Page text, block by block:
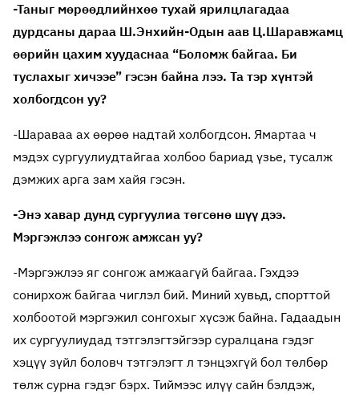
-Таныг мөрөөдлийнхөө тухай ярилцлагадаа
дурдсаны дараа Ш.Энхийн-Одын аав Ц.Шаравжамц
өөрийн цахим хуудаснаа “Боломж байгаа. Би
туслахыг хичээе” гэсэн байна лээ. Та тэр хүнтэй
холбогдсон уу?
-Шараваа ах өөрөө надтай холбогдсон. Ямартаа ч
мэдэх сургуулиудтайгаа холбоо бариад үзье, тусалж
дэмжих арга зам хайя гэсэн.
-Энэ хавар дунд сургуулиа төгсөнө шүү дээ.
Мэргэжлээ сонгож амжсан уу?
-Мэргэжлээ яг сонгож амжаагүй байгаа. Гэхдээ
сонирхож байгаа чиглэл бий. Миний хувьд, спорттой
холбоотой мэргэжил сонгохыг хүсэж байна. Гадаадын
их сургуулиудад тэтгэлэгтэйгээр суралцана гэдэг
хэцүү зүйл боловч тэтгэлэгт л тэнцэхгүй бол төлбөр
төлж сурна гэдэг бэрх. Тиймээс илүү сайн бэлдэж,